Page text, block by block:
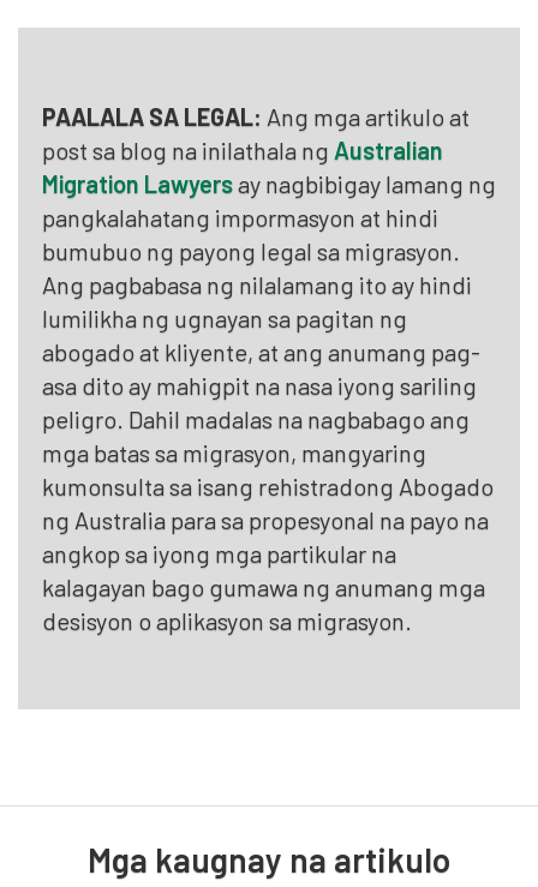
PAALALA SA LEGAL: Ang mga artikulo at
post sa blog na inilathala ng Australian
Migration Lawyersay nagbibigay lamang ng
pangkalahatang impormasyon at hindi
bumubuo ng payong legal sa migrasyon.
Ang pagbabasa ng nilalamang ito ay hindi
lumilikha ng ugnayan sa pagitan ng
abogado at kliyente, at ang anumang pag-
asa dito ay mahigpit na nasa iyong sariling
peligro. Dahil madalas na nagbabago ang
mga batas sa migrasyon, mangyaring
kumonsulta sa isang rehistradong Abogado
ng Australia para sa propesyonal na payo na
angkop sa iyong mga partikular na
kalagayan bago gumawa ng anumang mga
desisyon o aplikasyon sa migrasyon.
Mga kaugnay na artikulo